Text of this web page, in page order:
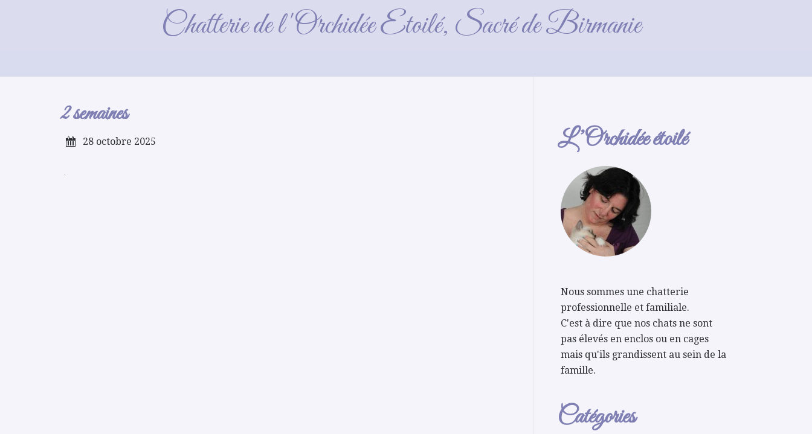
Chatterie de l'Orchidée Etoilé, Sacré de Birmanie
2 semaines
2 semaines
28 octobre 2025 L’Orchidée étoilé
Nous sommes une chatterie
professionnelle et familiale.
C'est à dire que nos chats ne sont
pas élevés en enclos ou en cages
mais qu'ils grandissent au sein de la
famille.
Catégories